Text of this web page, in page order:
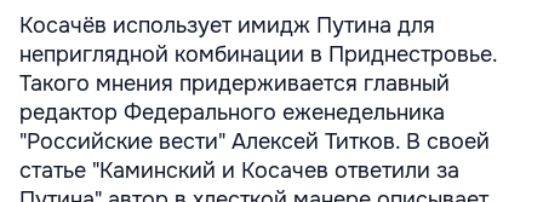
Косачёв использует имидж Путина для
неприглядной комбинации в Приднестровье.
Такого мнения придерживается главный
редактор Федерального еженедельника
"Российские вести" Алексей Титков. В своей
статье "Каминский и Косачев ответили за